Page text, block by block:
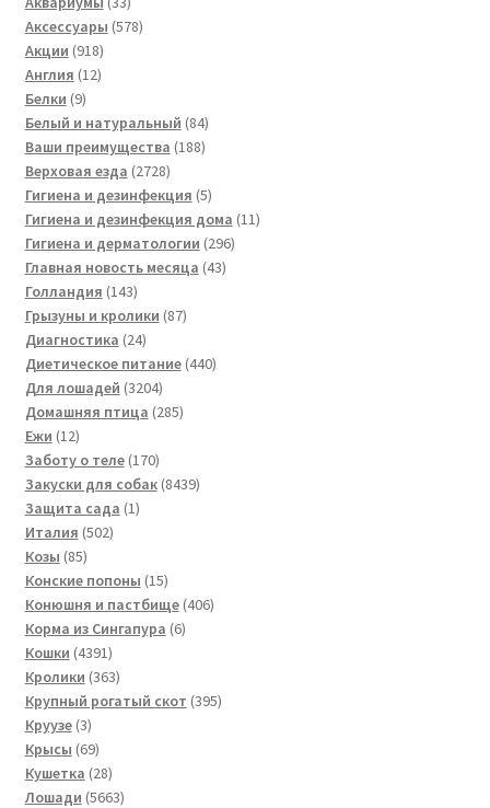
товара
Аксессуары 578578
Акции 918918
товаров
Англия 1212
Белки 99
товаров
Белый и натуральный 8484
товара
Ваши преимущества 188188
Верховая езда 27282728
товаров
Гигиена и дезинфекция 55
товаров
Гигиена и дезинфекция дома 1111
Гигиена и дерматологии 296296
Главная новость месяца 4343
Голландия 143143
товара
Грызуны и кролики 8787
Диагностика 2424
товара
Диетическое питание 440440
Для лошадей 32043204
товара
Домашняя птица 285285
Ежи 1212
товаров
Заботу о теле 170170
товаров
Закуски для собак 84398439
Защита сада 11
Италия 502502
Козы 8585
товаров
Конские попоны 1515
товаров
Конюшня и пастбище 406406
Корма из Сингапура 66
Кошки 43914391
товар
Кролики 363363
товара
Крупный рогатый скот 395395
Круузе 33
товара
Крысы 6969
товаров
Кушетка 2828
товаров
Лошади 56635663